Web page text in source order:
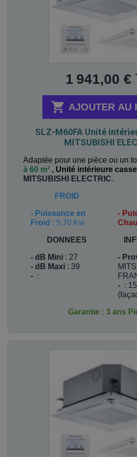
1 941,00 €
 AJOUTER AU
SLZ-M60FA Unité
MITSUBISHI
Adaptée pour une pièce ou un
à 60 m² , Unité intérieure
MITSUBISHI ELECTRIC.
FROID
- Puissance en
Froid : 5,70 Kw
-
DONNEES
- dB Mini : 27
- dB Maxi : 39
- :
-
- :
Garantie : 3 ans